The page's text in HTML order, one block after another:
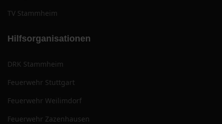
TV Stammheim
Hilfsorganisationen
DRK Stammheim
Feuerwehr Stuttgart
Feuerwehr Weilimdorf
Feuerwehr Zazenhausen